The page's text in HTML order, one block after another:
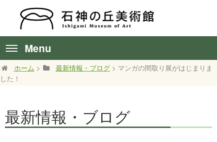
Menu
ホーム > 最新情報・ブログ > マンガの間取り展がはじまりま
した！
最新情報・ブログ